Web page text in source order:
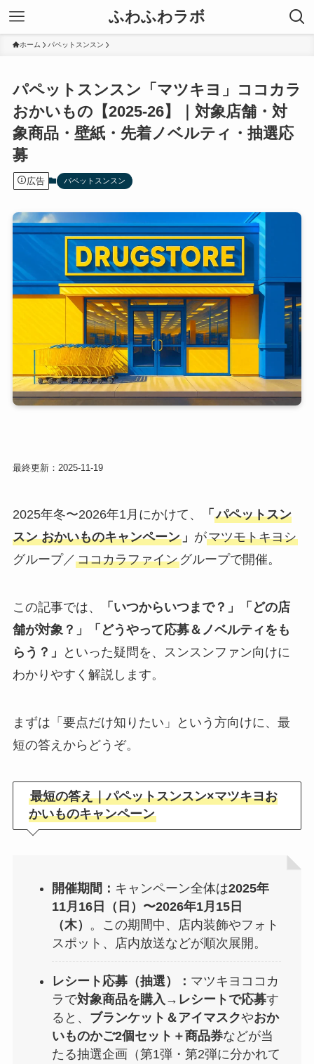
ふわふわラボ
ホーム パペットスンスン
パペットスンスン「マツキヨ」ココカラ
おかいもの【2025-26】｜対象店舗・対
象商品・壁紙・先着ノベルティ・抽選応
募
広告 パペットスンスン
最終更新：2025-11-19
2025年冬〜2026年1月にかけて、 「 パペットスン
スン おかいものキャンペーン」 がマツモトキヨシ
グループ／ ココカラファイングループで開催。
この記事では、
「いつからいつまで？」「どの店
舗が対象？」「どうやって応募＆ノベルティをも
らう？」
といった疑問を、スンスンファン向けに
わかりやすく解説します。
まずは「要点だけ知りたい」という方向けに、最
短の答えからどうぞ。
最短の答え｜パペットスンスン×マツキヨお
かいものキャンペーン
開催期間： キャンペーン全体は2025年
11月16日（日）〜2026年1月15日
（木）
。この期間中、店内装飾やフォト
スポット、店内放送などが順次展開。
レシート応募（抽選）： マツキヨココカ
ラで対象商品を購入→レシートで応募す
ると、 ブランケット＆アイマスクやおか
いものかご2個セット＋商品券などが当
たる抽選企画（第1弾・第2弾に分かれて